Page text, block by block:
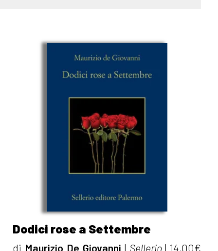
Dodici rose a Settembre
di Maurizio De Giovanni | Sellerio| 14,00€